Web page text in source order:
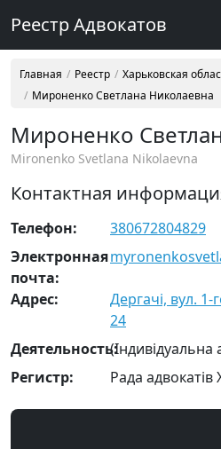
Реестр Адвокатов
Главная Реестр Харьковская
Мироненко Светлана Николаевна
Мироненко
Mironenko Svetlana Nikolaevna
Контактная
Телефон:
380672804829
Электронная
почта:
Адрес:
Дергачі, вул. 1-
24
Деятельность:(Індивідуальна
Регистр:
Рада адвокатів